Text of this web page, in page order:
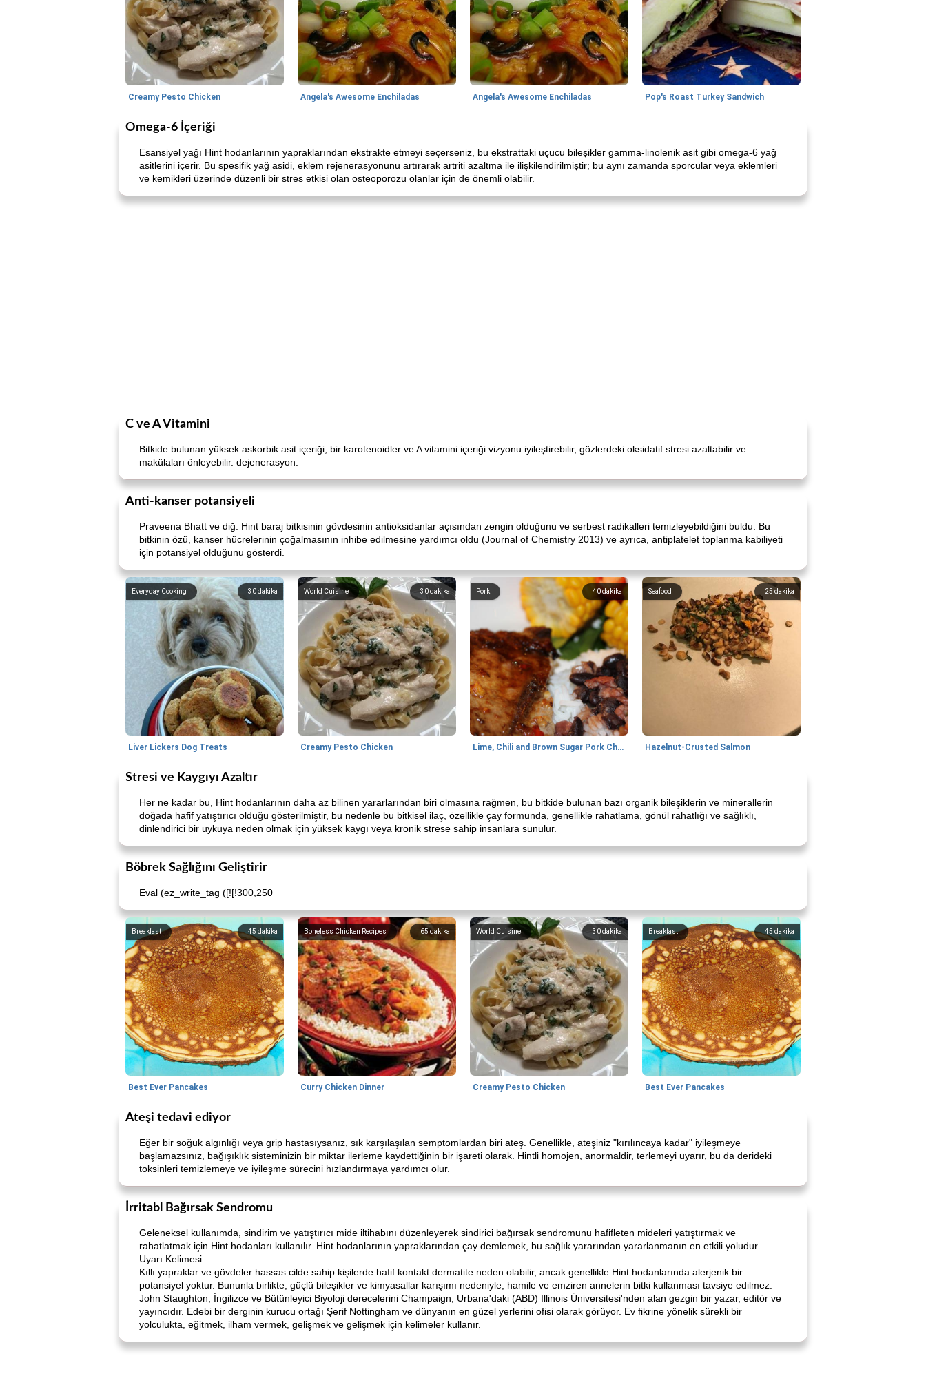
Creamy Pesto Chicken Angela's Awesome Enchiladas Angela's Awesome Enchiladas Pop's Roast Turkey Sandwich
Omega-6 İçeriği
Esansiyel yağı Hint hodanlarının yapraklarından ekstrakte etmeyi seçerseniz, bu ekstrattaki uçucu bileşikler gamma-linolenik asit gibi omega-6 yağ
asitlerini içerir. Bu spesifik yağ asidi, eklem rejenerasyonunu artırarak artriti azaltma ile ilişkilendirilmiştir; bu aynı zamanda sporcular veya eklemleri
ve kemikleri üzerinde düzenli bir stres etkisi olan osteoporozu olanlar için de önemli olabilir.
C ve A Vitamini
Bitkide bulunan yüksek askorbik asit içeriği, bir karotenoidler ve A vitamini içeriği vizyonu iyileştirebilir, gözlerdeki oksidatif stresi azaltabilir ve
makülaları önleyebilir. dejenerasyon.
Anti-kanser potansiyeli
Praveena Bhatt ve diğ. Hint baraj bitkisinin gövdesinin antioksidanlar açısından zengin olduğunu ve serbest radikalleri temizleyebildiğini buldu. Bu
bitkinin özü, kanser hücrelerinin çoğalmasının inhibe edilmesine yardımcı oldu (Journal of Chemistry 2013) ve ayrıca, antiplatelet toplanma kabiliyeti
için potansiyel olduğunu gösterdi.
30dakika
Everyday Cooking
Liver Lickers Dog Treats
30dakika
World Cuisine
Creamy Pesto Chicken
40dakika
Pork
Lime, Chili and Brown Sugar Pork Chops
25 dakika
Seafood
Hazelnut-Crusted Salmon
Stresi ve Kaygıyı Azaltır
Her ne kadar bu, Hint hodanlarının daha az bilinen yararlarından biri olmasına rağmen, bu bitkide bulunan bazı organik bileşiklerin ve minerallerin
doğada hafif yatıştırıcı olduğu gösterilmiştir, bu nedenle bu bitkisel ilaç, özellikle çay formunda, genellikle rahatlama, gönül rahatlığı ve sağlıklı,
dinlendirici bir uykuya neden olmak için yüksek kaygı veya kronik strese sahip insanlara sunulur.
Böbrek Sağlığını Geliştirir
Eval (ez_write_tag ([![!300,250
45 dakika
Breakfast
Best Ever Pancakes
65 dakika
Boneless Chicken Recipes
Curry Chicken Dinner
30dakika
World Cuisine
Creamy Pesto Chicken
45 dakika
Breakfast
Best Ever Pancakes
Ateşi tedavi ediyor
Eğer bir soğuk algınlığı veya grip hastasıysanız, sık karşılaşılan semptomlardan biri ateş. Genellikle, ateşiniz "kırılıncaya kadar" iyileşmeye
başlamazsınız, bağışıklık sisteminizin bir miktar ilerleme kaydettiğinin bir işareti olarak. Hintli homojen, anormaldir, terlemeyi uyarır, bu da derideki
toksinleri temizlemeye ve iyileşme sürecini hızlandırmaya yardımcı olur.
İrritabl Bağırsak Sendromu
Geleneksel kullanımda, sindirim ve yatıştırıcı mide iltihabını düzenleyerek sindirici bağırsak sendromunu hafifleten mideleri yatıştırmak ve
rahatlatmak için Hint hodanları kullanılır. Hint hodanlarının yapraklarından çay demlemek, bu sağlık yararından yararlanmanın en etkili yoludur.
Uyarı Kelimesi
Kıllı yapraklar ve gövdeler hassas cilde sahip kişilerde hafif kontakt dermatite neden olabilir, ancak genellikle Hint hodanlarında alerjenik bir
potansiyel yoktur. Bununla birlikte, güçlü bileşikler ve kimyasallar karışımı nedeniyle, hamile ve emziren annelerin bitki kullanması tavsiye edilmez.
John Staughton, İngilizce ve Bütünleyici Biyoloji derecelerini Champaign, Urbana'daki (ABD) Illinois Üniversitesi'nden alan gezgin bir yazar, editör ve
yayıncıdır. Edebi bir derginin kurucu ortağı Şerif Nottingham ve dünyanın en güzel yerlerini ofisi olarak görüyor. Ev fikrine yönelik sürekli bir
yolculukta, eğitmek, ilham vermek, gelişmek ve gelişmek için kelimeler kullanır.